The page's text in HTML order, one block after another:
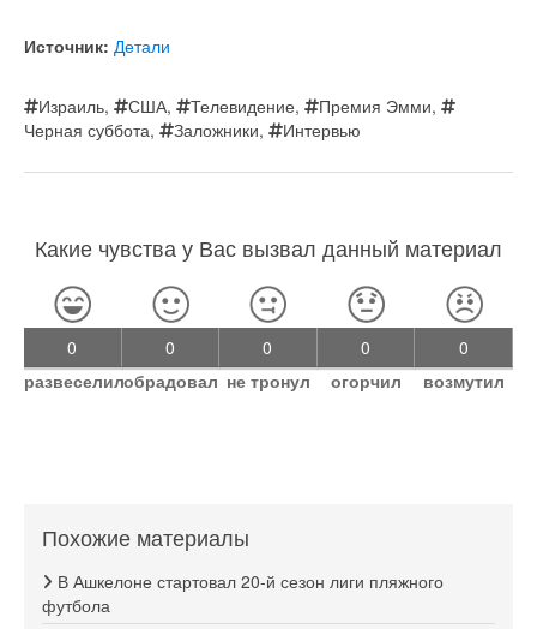
Источник: Детали
Израиль, США, Телевидение, Премия Эмми,
Черная суббота, Заложники, Интервью
Какие чувства у Вас вызвал данный материал
0
развеселил
0
обрадовал
0
не тронул
0
огорчил
0
возмутил
Похожие материалы
В Ашкелоне стартовал 20-й сезон лиги пляжного
футбола